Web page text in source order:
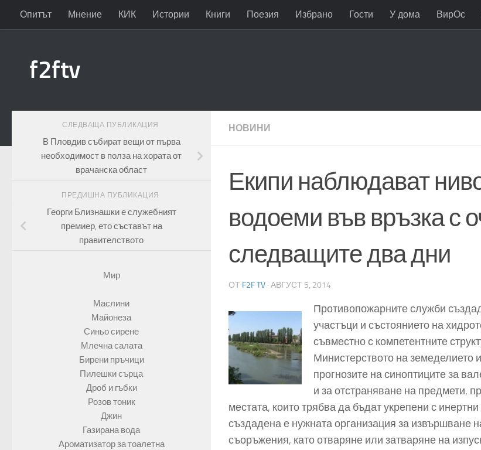
Към съдържанието
Опитът Мнение КИК Истории Книги Поезия Избрано Гости У дома ВирОс
f2ftv
НОВИНИ
Екипи наблюдават
водоеми във връзка с
следващите два дни
ОТ F2F TV · АВГУСТ 5, 2014
Противопожарните служби
участъци и състоянието на
съвместно с компетентните
Министерството на земеделието
прогнозите на синоптиците за
и за отстраняване на предмети,
местата, които трябва да бъдат укрепени с
създадена е нужната организация за извършване
съоръжения, като отваряне или затваряне на
СЛЕДВАЩА ПУБЛИКАЦИЯ
В Пловдив събират вещи от първа
необходимост в полза на хората от
врачанска област
ПРЕДИШНА ПУБЛИКАЦИЯ
Георги Близнашки е служебният
премиер, ето съставът на
правителството
Мир
Маслини
Майонеза
Синьо сирене
Млечна салата
Бирени пръчици
Пилешки сърца
Дроб и гъбки
Розов тоник
Джин
Газирана вода
Ароматизатор за тоалетна